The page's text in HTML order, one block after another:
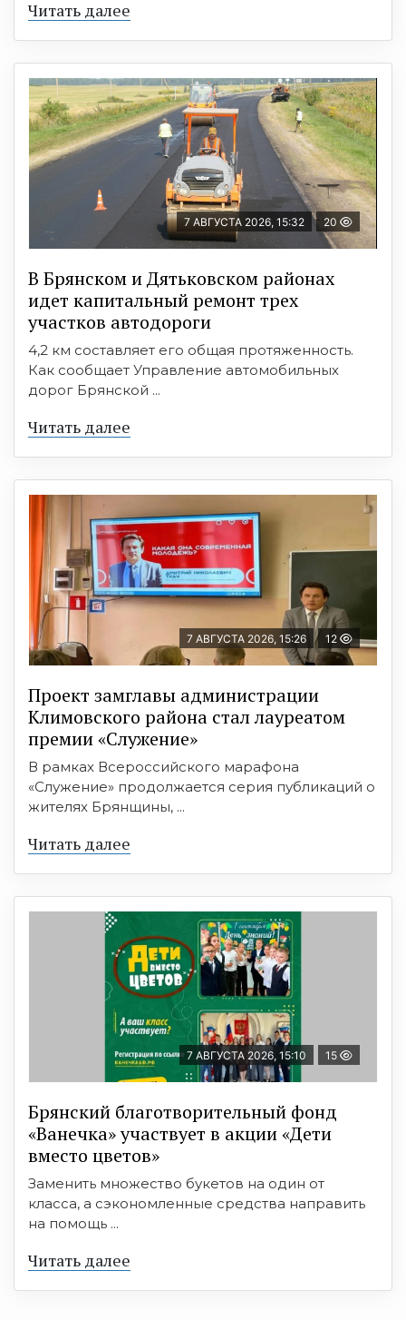
Читать далее
7 АВГУСТА 2026, 15:32 20
В Брянском и Дятьковском районах
идет капитальный ремонт трех
участков автодороги
4,2 км составляет его общая протяженность.
Как сообщает Управление автомобильных
дорог Брянской ...
Читать далее
7 АВГУСТА 2026, 15:26 12
Проект замглавы администрации
Климовского района стал лауреатом
премии «Служение»
В рамках Всероссийского марафона
«Служение» продолжается серия публикаций о
жителях Брянщины, ...
Читать далее
7 АВГУСТА 2026, 15:10 15
Брянский благотворительный фонд
«Ванечка» участвует в акции «Дети
вместо цветов»
Заменить множество букетов на один от
класса, а сэкономленные средства направить
на помощь ...
Читать далее